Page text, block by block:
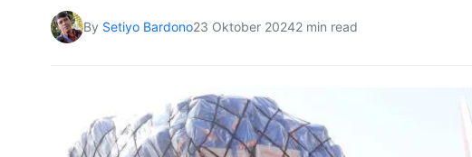
By Setiyo Bardono23 Oktober 20242 min read